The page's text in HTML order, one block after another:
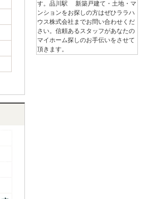
す。品川駅 新築戸建て・土地・マ
ンションをお探しの方はぜひララハ
ウス株式会社までお問い合わせくだ
さい。信頼あるスタッフがあなたの
マイホーム探しのお手伝いをさせて
頂きます。